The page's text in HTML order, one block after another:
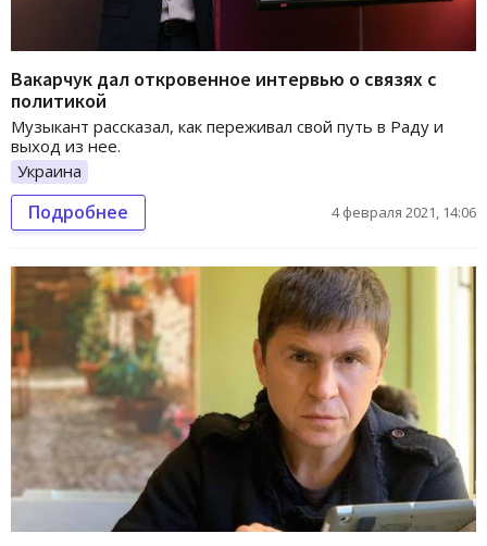
Вакарчук дал откровенное интервью о связях с
политикой
Музыкант рассказал, как переживал свой путь в Раду и
выход из нее.
Украина
Подробнее 4 февраля 2021, 14:06